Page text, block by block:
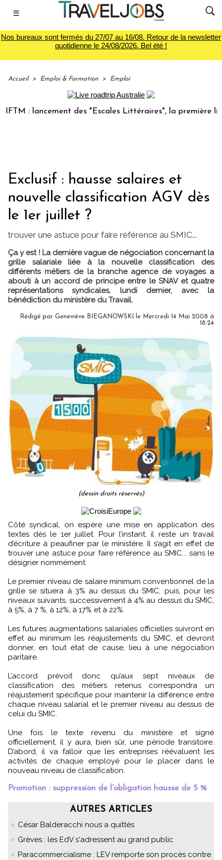
☰
Nos bureaux sont fermés du 27/07 au 16/08. Retour de la newsletter
quotidienne le 24/08/2026. Bel été !
Accueil > Emploi & Formation > Emploi
: lancement des "Escales Littéraires", la première librairie
Exclusif : hausse salaires et
nouvelle classification AGV dès
le 1er juillet ?
trouver une astuce pour faire référence au SMIC...
Ça y est ! La dernière vague de négociation concernant la
grille salariale liée à la nouvelle classification des
différents métiers de la branche agence de voyages a
abouti à un accord de principe entre le SNAV et quatre
représentations syndicales, lundi dernier, avec la
bénédiction du ministère du Travail.
Rédigé par Geneviève BIEGANOWSKI le Mercredi 14 Mai 2008 à
18:24
(dessin droits réservés)
Côté syndical, on espère une mise en application des
textes dès le 1er juillet. Pour l’instant, il reste un travail
d’écriture à peaufiner par le ministère. Il s’agit en effet de
trouver une astuce pour faire référence au SMIC... sans le
désigner nommément.
Le premier niveau de salaire minimum conventionnel de la
grille se situera à 3% au dessus du SMIC, puis, pour les
niveaux suivants, successivement à 4% au dessus du SMIC,
à 5%, à 7 %, à 12%, à 17% et à 22%.
Les futures augmentations salariales officielles suivront en
effet au minimum les réajustements du SMIC, et devront
donner, en tout état de cause, lieu à une négociation
paritaire.
L’accord prévoit donc qu’aux sept niveaux de
classification des métiers retenus correspondra un
réajustement spécifique pour maintenir la différence entre
chaque niveau salarial et le premier niveau au dessus de
celui du SMIC.
Une fois le texte revenu du ministère et signé
officiellement, il y aura, bien sûr, une période transitoire.
D’abord, il va falloir que les entreprises réévaluent les
activités de chaque employé pour le placer dans le
nouveau niveau de classification.
Promotion : suppression de l’obligation hausse de 5 %
AUTRES ARTICLES
César Balderacchi nous a quittés
Grèves : les EdV s'adressent au grand public
Paracommercialisme : LEV remporte son procès contre